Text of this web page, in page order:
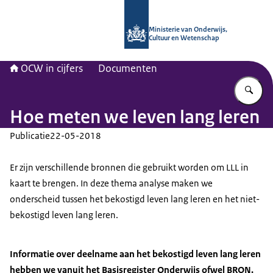
Ministerie van Onderwijs,
Cultuur en Wetenschap
OCW in cijfers Documenten
Hoe meten we leven lang leren
Publicatie22-05-2018
Er zijn verschillende bronnen die gebruikt worden om LLL in
kaart te brengen. In deze thema analyse maken we
onderscheid tussen het bekostigd leven lang leren en het niet-
bekostigd leven lang leren.
Informatie over deelname aan het bekostigd leven lang leren
hebben we vanuit het Basisregister Onderwijs ofwel BRON.